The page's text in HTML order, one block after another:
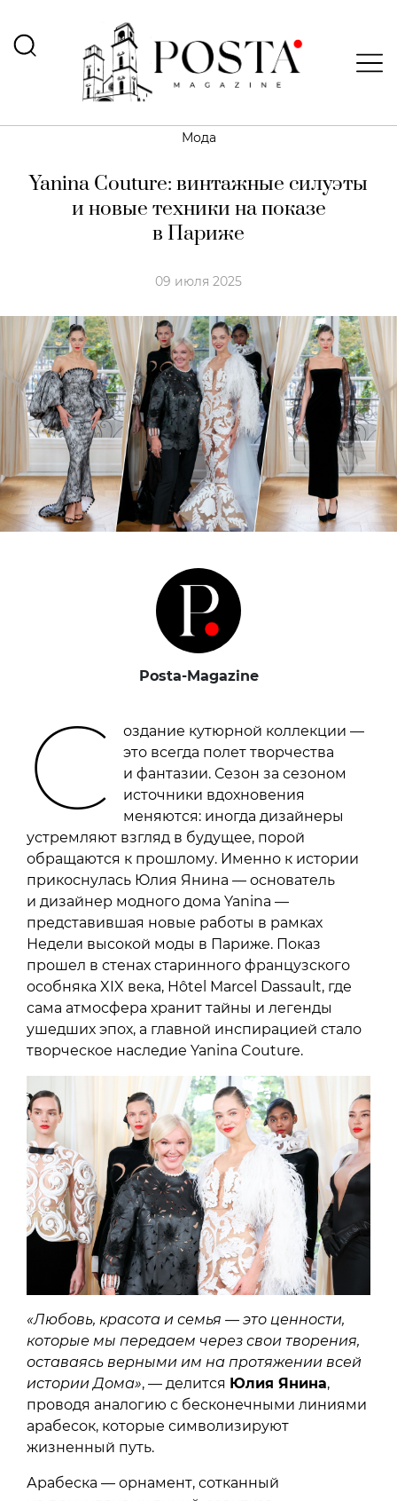
Мода
Yanina Couture: винтажные силуэты
и новые техники на показе
в Париже
09 июля 2025
Posta-Magazine
С
оздание кутюрной коллекции —
это всегда полет творчества
и фантазии. Сезон за сезоном
источники вдохновения
меняются: иногда дизайнеры
устремляют взгляд в будущее, порой
обращаются к прошлому. Именно к истории
прикоснулась Юлия Янина — основатель
и дизайнер модного дома Yanina —
представившая новые работы в рамках
Недели высокой моды в Париже. Показ
прошел в стенах старинного французского
особняка XIX века, Hôtel Marcel Dassault, где
сама атмосфера хранит тайны и легенды
ушедших эпох, а главной инспирацией стало
творческое наследие Yanina Couture.
«Любовь, красота и семья — это ценности,
которые мы передаем через свои творения,
оставаясь верными им на протяжении всей
истории Дома», — делится Юлия Янина,
проводя аналогию с бесконечными линиями
арабесок, которые символизируют
жизненный путь.
Арабеска — орнамент, сотканный